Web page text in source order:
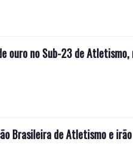
ouro no Sub-23 de
Brasileira de Atletismo e